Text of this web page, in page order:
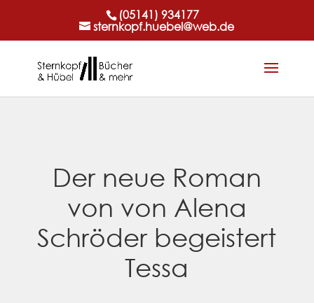
(05141) 934177
sternkopf.huebel@web.de
Der neue Roman
von von Alena
Schröder begeistert
Tessa